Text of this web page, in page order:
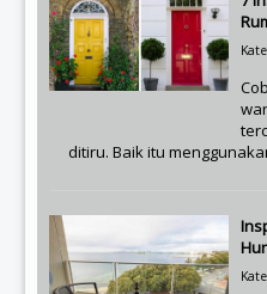
ditiru. Baik itu